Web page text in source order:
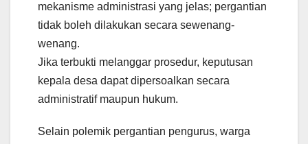
mekanisme administrasi yang jelas; pergantian
tidak boleh dilakukan secara sewenang-
wenang.
Jika terbukti melanggar prosedur, keputusan
kepala desa dapat dipersoalkan secara
administratif maupun hukum.
Selain polemik pergantian pengurus, warga